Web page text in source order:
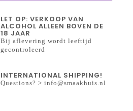
LET OP: VERKOOP VAN
ALCOHOL ALLEEN BOVEN DE
18 JAAR
Bij aflevering wordt leeftijd
gecontroleerd
INTERNATIONAL SHIPPING!
Questions? >info@smaakhuis.nl